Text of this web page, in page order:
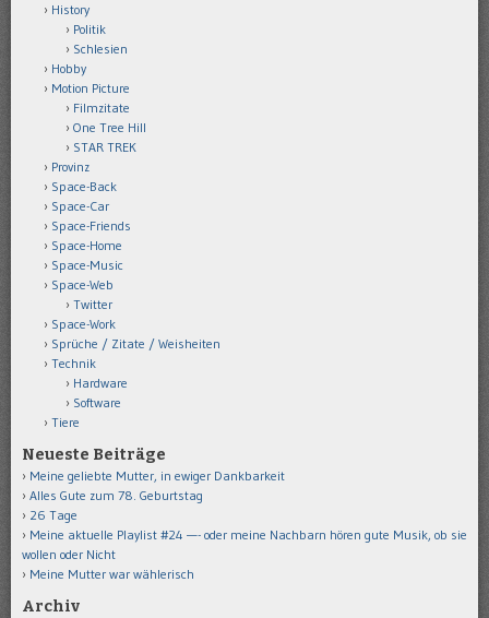
History
Politik
Schlesien
Hobby
Motion Picture
Filmzitate
One Tree Hill
STAR TREK
Provinz
Space-Back
Space-Car
Space-Friends
Space-Home
Space-Music
Space-Web
Twitter
Space-Work
Sprüche / Zitate / Weisheiten
Technik
Hardware
Software
Tiere
Neueste Beiträge
Meine geliebte Mutter, in ewiger Dankbarkeit
Alles Gute zum 78. Geburtstag
26 Tage
Meine aktuelle Playlist #24 —- oder meine Nachbarn hören gute Musik, ob sie
wollen oder Nicht
Meine Mutter war wählerisch
Archiv